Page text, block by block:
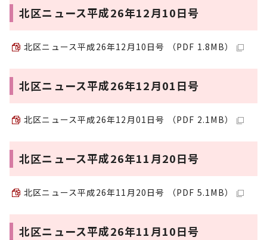
北区ニュース平成26年12月10日号
北区ニュース平成26年12月10日号 （PDF 1.8MB）
北区ニュース平成26年12月01日号
北区ニュース平成26年12月01日号 （PDF 2.1MB）
北区ニュース平成26年11月20日号
北区ニュース平成26年11月20日号 （PDF 5.1MB）
北区ニュース平成26年11月10日号